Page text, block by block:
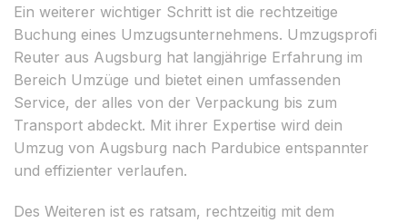
Ein weiterer wichtiger Schritt ist die rechtzeitige
Buchung eines Umzugsunternehmens. Umzugsprofi
Reuter aus Augsburg hat langjährige Erfahrung im
Bereich Umzüge und bietet einen umfassenden
Service, der alles von der Verpackung bis zum
Transport abdeckt. Mit ihrer Expertise wird dein
Umzug von Augsburg nach Pardubice entspannter
und effizienter verlaufen.
Des Weiteren ist es ratsam, rechtzeitig mit dem